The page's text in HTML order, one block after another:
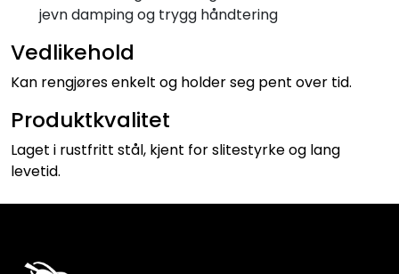
jevn damping og trygg håndtering
Vedlikehold
Kan rengjøres enkelt og holder seg pent over tid.
Produktkvalitet
Laget i rustfritt stål, kjent for slitestyrke og lang
levetid.